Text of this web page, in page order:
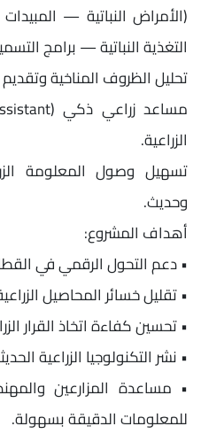
(الأمراض النباتية —
التغذية النباتية — برامج
تحليل الظروف المناخية وتقديم
الزراعية.
تسهيل وصول المعلومة
وحديث.
أهداف المشروع:
• دعم التحول الرقمي في
• تقليل خسائر المحاصيل
• تحسين كفاءة اتخاذ القرار
• نشر التكنولوجيا الزراعية
• مساعدة المزارعين
للمعلومات الدقيقة بسهولة.